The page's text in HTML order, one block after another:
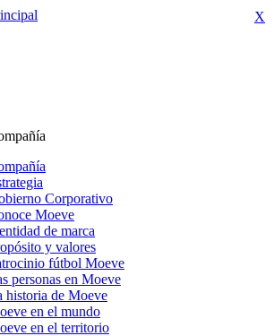
Corporativo
Moeve
de marca
y valores
fútbol Moeve
personas en Moeve
historia de Moeve
en el mundo
en el territorio
X